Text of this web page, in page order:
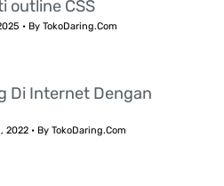
outline CSS
• ByTokoDaring.Com
Di Internet Dengan
2022 • ByTokoDaring.Com